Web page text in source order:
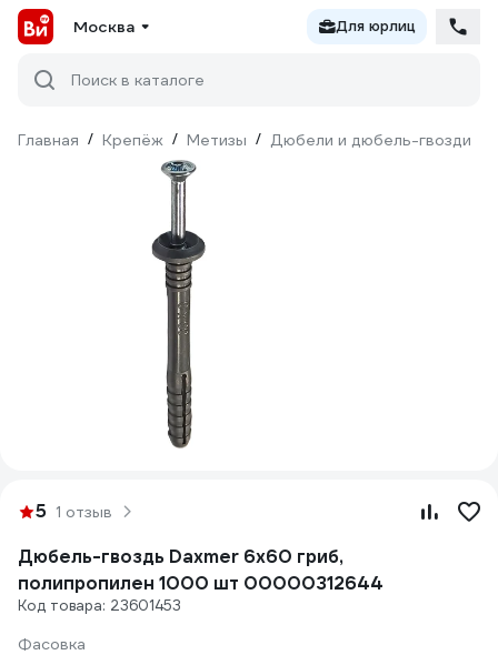
Москва Для юрлиц
Поиск в каталоге
Главная / Крепёж / Метизы / Дюбели и дюбель-гвозди
5 1 отзыв
Дюбель-гвоздь Daxmer 6x60 гриб,
полипропилен 1000 шт 00000312644
Код товара: 23601453
Фасовка